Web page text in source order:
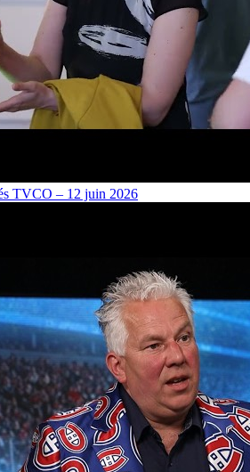
TVCO – 12 juin 2026